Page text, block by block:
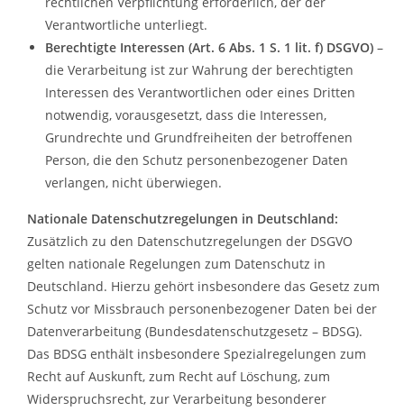
Verantwortliche unterliegt.
Berechtigte Interessen (Art. 6 Abs. 1 S. 1 lit. f) DSGVO) –
die Verarbeitung ist zur Wahrung der berechtigten
Interessen des Verantwortlichen oder eines Dritten
notwendig, vorausgesetzt, dass die Interessen,
Grundrechte und Grundfreiheiten der betroffenen
Person, die den Schutz personenbezogener Daten
verlangen, nicht überwiegen.
Nationale Datenschutzregelungen in Deutschland:
Zusätzlich zu den Datenschutzregelungen der DSGVO
gelten nationale Regelungen zum Datenschutz in
Deutschland. Hierzu gehört insbesondere das Gesetz zum
Schutz vor Missbrauch personenbezogener Daten bei der
Datenverarbeitung (Bundesdatenschutzgesetz – BDSG).
Das BDSG enthält insbesondere Spezialregelungen zum
Recht auf Auskunft, zum Recht auf Löschung, zum
Widerspruchsrecht, zur Verarbeitung besonderer